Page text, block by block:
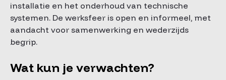
installatie en het onderhoud van technische
systemen. De werksfeer is open en informeel, met
aandacht voor samenwerking en wederzijds
begrip.
Wat kun je verwachten?